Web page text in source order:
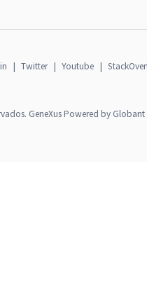
| Twitter | Youtube |
GeneXus Powered by Globant